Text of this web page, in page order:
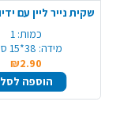
כמות: 1
מידה: 38*15 ס"מ
₪2.90
הוספה לסל